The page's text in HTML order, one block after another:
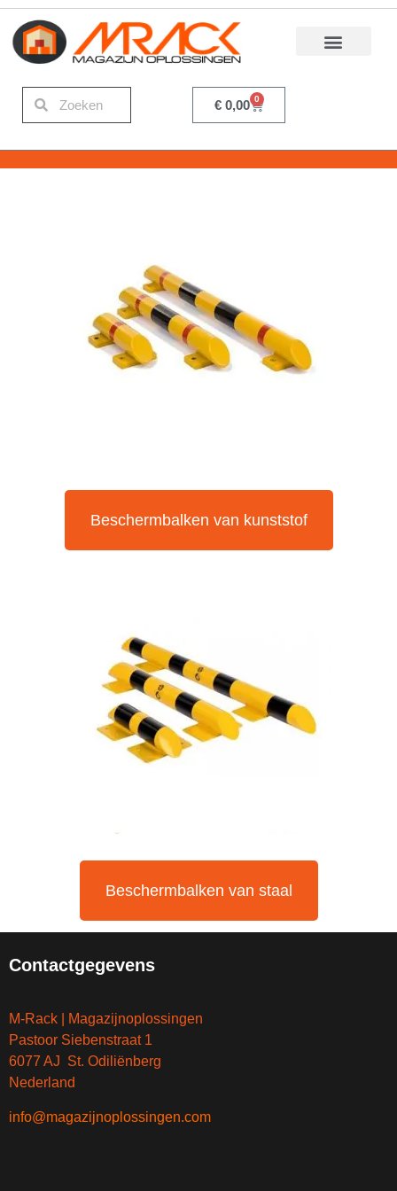
€0,00 0
Beschermbalken van kunststof
Beschermbalken van staal
Contactgegevens
M-Rack | Magazijnoplossingen
Pastoor Siebenstraat 1
6077 AJ St. Odiliënberg
Nederland
info@magazijnoplossingen.com